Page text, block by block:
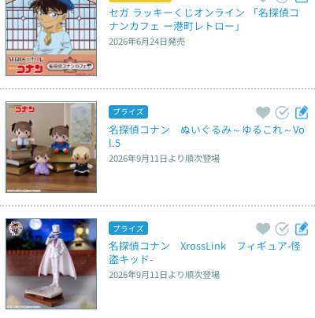
セガ ラッキーくじオンライン 「名探偵コ
ナンカフェ ー港町レトロー」
2026年6月24日発売
プライズ
名探偵コナン　ぬいぐるみ～ゆるこれ～Vo
l.5
2026年9月11日より順次登場
プライズ
名探偵コナン　XrossLink　フィギュア‐怪
盗キッド‐
2026年9月11日より順次登場